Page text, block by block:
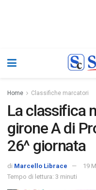
Home Classifiche marcatori
La classifica
girone A di
26^ giornata
di Marcello Librace
19
Tempo di lettura: 3 minuti